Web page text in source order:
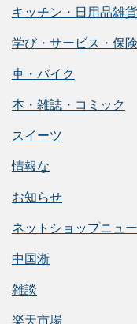
キッチン・日用品雑
学び・サービス・保険
車・バイク
本・雑誌・コミック
スイーツ
情報な
お知らせ
ネットショップニュ
中国淅
雑談
楽天市場